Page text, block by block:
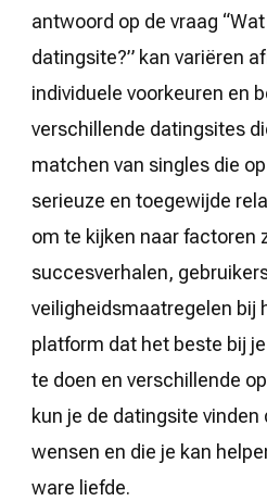
antwoord op de vraag
datingsite?” kan variëren
individuele voorkeuren en
verschillende datingsites
matchen van singles die
serieuze en toegewijde
om te kijken naar factoren
succesverhalen,
veiligheidsmaatregelen bij
platform dat het beste bij
te doen en verschillende
kun je de datingsite
wensen en die je kan
ware liefde.